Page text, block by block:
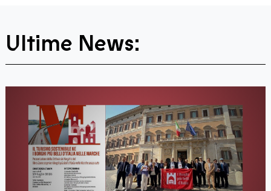
Ultime News: